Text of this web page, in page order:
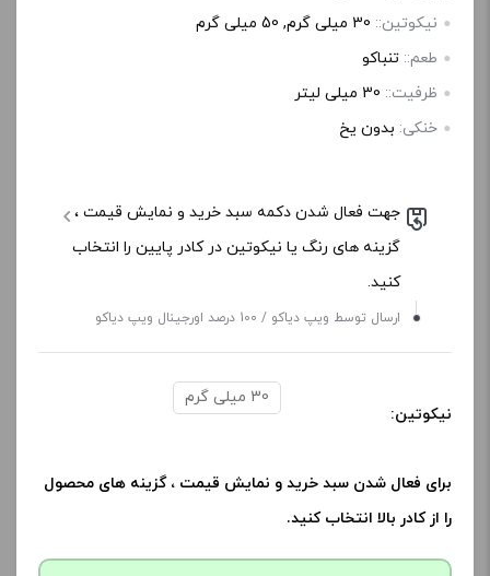
نیکوتین:: 30 میلی گرم, 50 میلی گرم
طعم:: تنباکو
ظرفیت:: 30 میلی‌ لیتر
خنکی: بدون یخ
جهت فعال شدن دکمه سبد خرید و نمایش قیمت ،
گزینه های رنگ یا نیکوتین در کادر پایین را انتخاب
کنید.
ارسال توسط ویپ دیاکو / 100 درصد اورجینال ویپ دیاکو
نیکوتین:
30 میلی گرم
برای فعال شدن سبد خرید و نمایش قیمت ، گزینه های محصول
را از کادر بالا انتخاب کنید.